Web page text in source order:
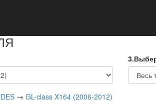
→ GL-class X164 (2006-2012)